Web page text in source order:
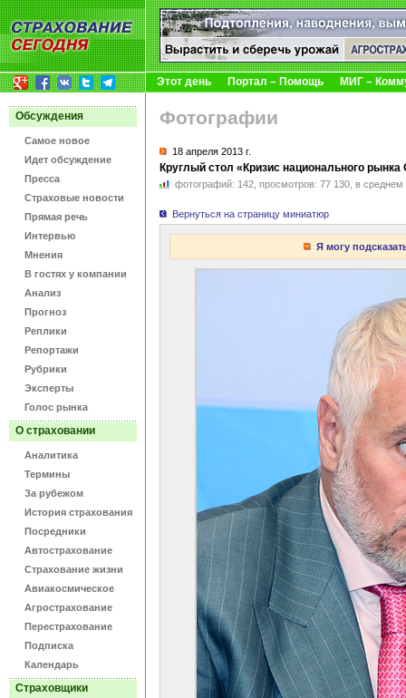
Этот день Портал – Помощь МИГ –
Обсуждения
Самое новое
Идет обсуждение
Пресса
Страховые новости
Прямая речь
Интервью
Мнения
В гостях у компании
Анализ
Прогноз
Реплики
Репортажи
Рубрики
Эксперты
Голос рынка
О страховании
Аналитика
Термины
За рубежом
История страхования
Посредники
Автострахование
Страхование жизни
Авиакосмическое
Агрострахование
Перестрахование
Подписка
Календарь
Страховщики
Фотографии
18 апреля 2013 г.
Круглый стол «Кризис национального
фотографий: 142 просмотров: 77 130 в
Вернуться на страницу миниатюр
Я могу